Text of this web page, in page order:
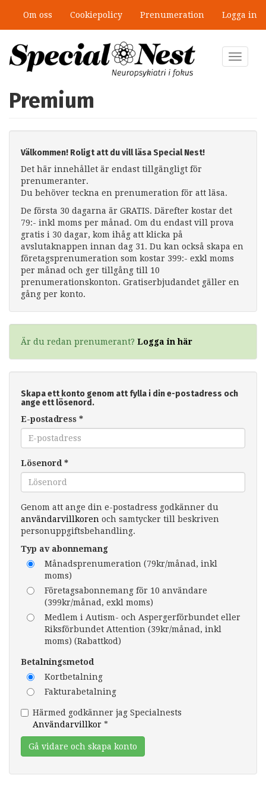
huvudinnehåll
Om oss Cookiepolicy Prenumeration Logga in
Toggle
Premium
Välkommen! Roligt att du vill läsa Special Nest!
Det här innehållet är endast tillgängligt för
prenumeranter.
Du behöver teckna en prenumeration för att läsa.
De första 30 dagarna är GRATIS. Därefter kostar det
79:- inkl moms per månad. Om du endast vill prova
gratis i 30 dagar, kom ihåg att klicka på
avslutaknappen innan dag 31. Du kan också skapa en
företagsprenumeration som kostar 399:- exkl moms
per månad och ger tillgång till 10
prenumerationskonton. Gratiserbjudandet gäller en
gång per konto.
Är du redan prenumerant? Logga in här
Skapa ett konto genom att fylla i din e-postadress och
ange ett lösenord.
E-postadress *
Lösenord *
Genom att ange din e-postadress godkänner du
användarvillkoren och samtycker till beskriven
personuppgiftsbehandling.
Typ av abonnemang
Månadsprenumeration (79kr/månad, inkl
moms)
Företagsabonnemang för 10 användare
(399kr/månad, exkl moms)
Medlem i Autism- och Aspergerförbundet eller
Riksförbundet Attention (39kr/månad, inkl
moms) (Rabattkod)
Betalningsmetod
Kortbetalning
Fakturabetalning
Härmed godkänner jag Specialnests
Användarvillkor *
Gå vidare och skapa konto